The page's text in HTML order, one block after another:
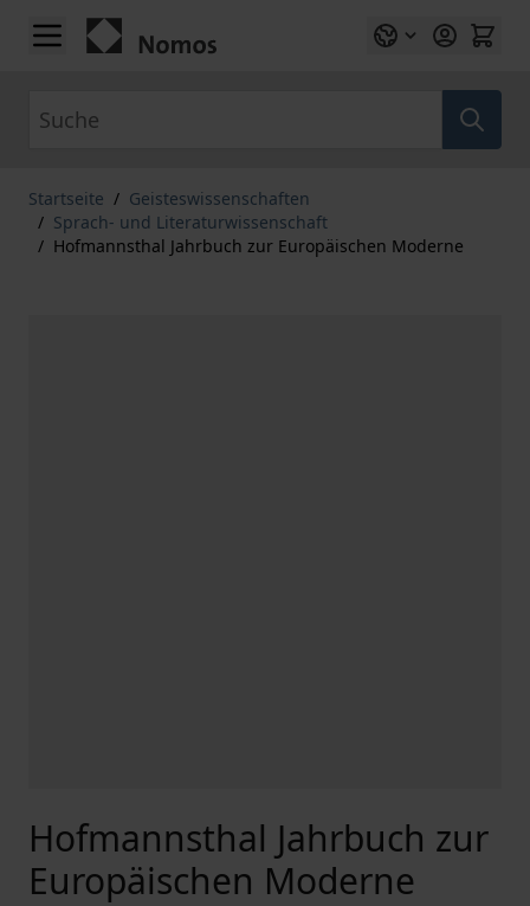
Zum Inhalt springen
Startseite / Geisteswissenschaften
/ Sprach- und Literaturwissenschaft
/ Hofmannsthal Jahrbuch zur Europäischen Moderne
Hofmannsthal Jahrbuch zur
Europäischen Moderne